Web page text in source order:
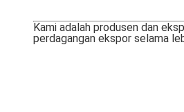
Kami adalah produsen dan
perdagangan ekspor selama